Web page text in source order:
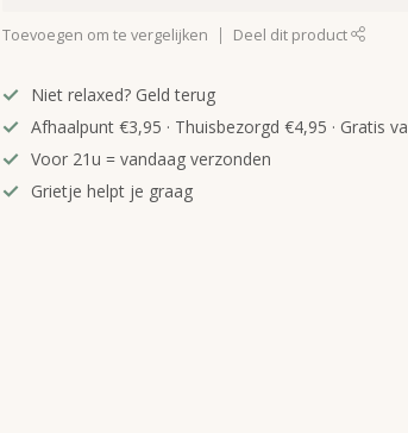
Toevoegen om te vergelijken Deel dit product
Niet relaxed? Geld terug
Afhaalpunt €3,95 · Thuisbezorgd €4,95 · Gratis
Voor 21u = vandaag verzonden
Grietje helpt je graag